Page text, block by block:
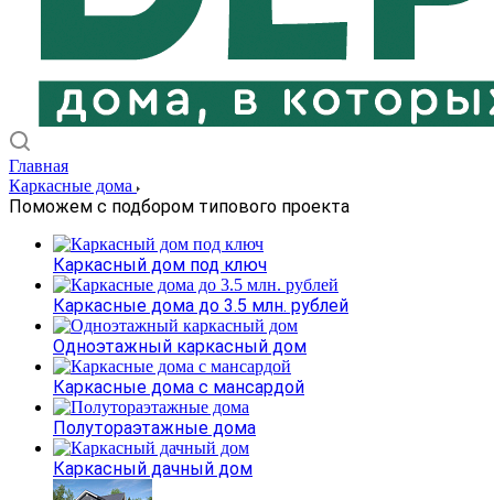
Главная
Каркасные дома
Поможем с подбором типового проекта
Каркасный дом под ключ
Каркасные дома до 3.5 млн. рублей
Одноэтажный каркасный дом
Каркасные дома с мансардой
Полутораэтажные дома
Каркасный дачный дом